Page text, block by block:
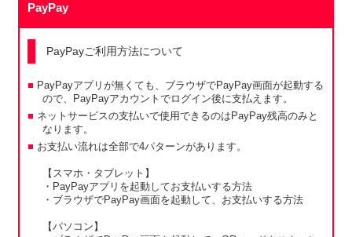
PayPay
PayPayご利用方法について
PayPayアプリが無くても、ブラウザでPayPay画面が起動する
ので、PayPayアカウントでログイン後に支払えます。
ネットサービスの支払いで使用できるのはPayPay残高のみと
なります。
お支払い流れは全部で4パターンがあります。
【スマホ・タブレット】
・PayPayアプリを起動してお支払いする方法
・ブラウザでPayPay画面を起動して、お支払いする方法
【パソコン】